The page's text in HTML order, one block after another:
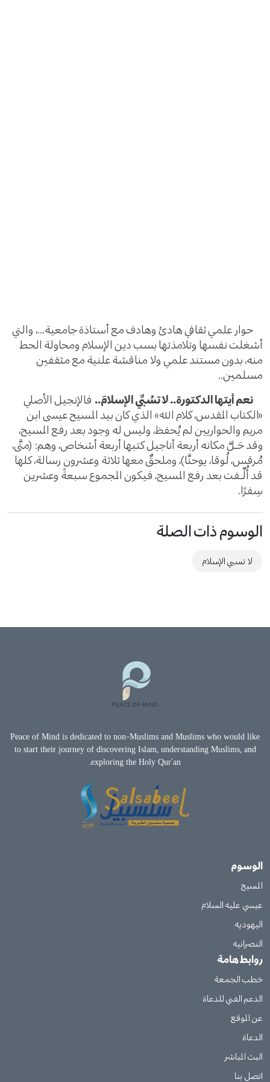
حوار علمي ثقافي هادئ وهادف مع أستاذة جامعية...، والتي
أشغلت نفسها وتلامذتها بسب دين الإسلام ومحاولة الحط
منه، بدون مستند علمي ولا مناقشة علنية مع مثقفين
مسلمين..
نعم أيتها الدكتورة.. لا تسُبِّي الإسلامَ.. فالإنجيل الأصلي
«الكتاب المقدس، كلام الله» الذي كان بيد المسيح عيسى ابن
مريم والحواريين لم يُحفظ، وليس له وجود بعد رفع المسيح،
وقد حَـلَّ مكانه أربعة أناجيل كتبها أربعة أشخاص، وهم: (متَّى،
مُرقس، لُوقا، يوحنَّا)، وملحقٌ معها ثلاثة وعشرون رسالة، كلها
قد أُلِّـفت بعد رفع المسيح، فيكون المجموع سبعةً وعشرين
سِفرًا.
الوسوم ذات الصلة
لا تسبي الإسلام
Peace of Mind is dedicated to non-Muslims and Muslims who would like
to start their journey of discovering Islam, understanding Muslims, and
exploring the Holy Qur’an.
الوسوم
المسيح
عيسي عليه السلام
اليهوديه
النصرانيه
روابط هامة
خطب الجمعة
الدعم الفني للدعاة
عن الموقع
الدعاة
البث المباشر
اتصل بنا